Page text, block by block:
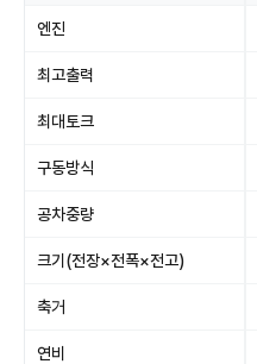
엔진
최고출력
최대토크
구동방식
공차중량
크기(전장×전폭×전고)
축거
연비